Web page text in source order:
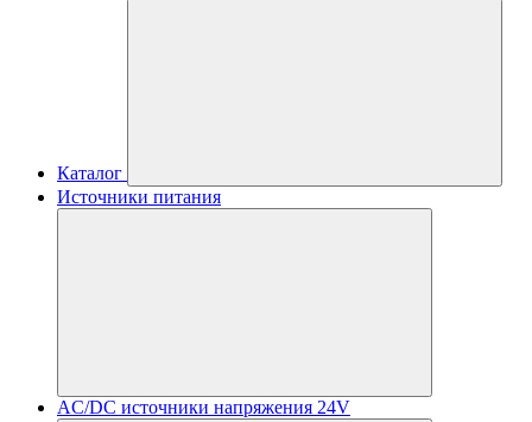
Каталог
Источники питания
AC/DC источники напряжения 24V